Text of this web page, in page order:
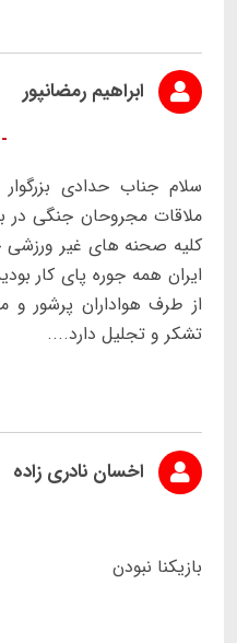
ابراهیم رمضانپور
-1
سلام جناب حدادی
ملاقات مجروحان جنگی در
کلیه صحنه های غیر ورزشی
ایران همه جوره پای کار
از طرف هواداران پرشور
تشکر و تجلیل دارد....
اخسان نادری زاده
بازیکنا نبودن